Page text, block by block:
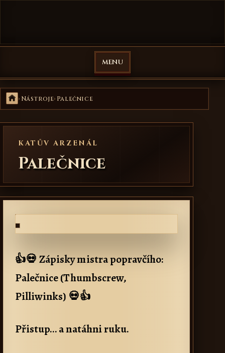
MENU
Domů
Nástroje Palečnice
KATŮV ARZENÁL
Palečnice
👍💀 Zápisky mistra popravčího:
Palečnice (Thumbscrew,
Pilliwinks) 💀👍
Přistup… a natáhni ruku.